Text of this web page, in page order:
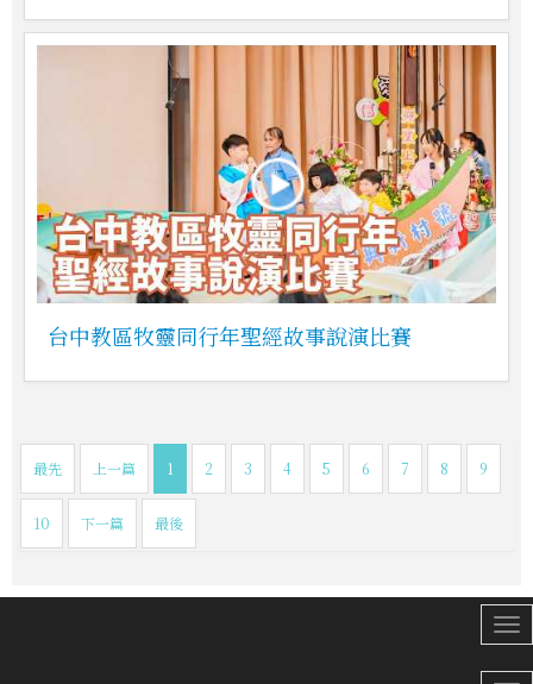
台中教區牧靈同行年聖經故事說演比賽
最先 上一篇 1 2 3 4 5 6 7 8 9
10 下一篇 最後